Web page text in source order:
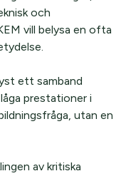
och
vill belysa en ofta
ett samband
prestationer i
utan en
av kritiska